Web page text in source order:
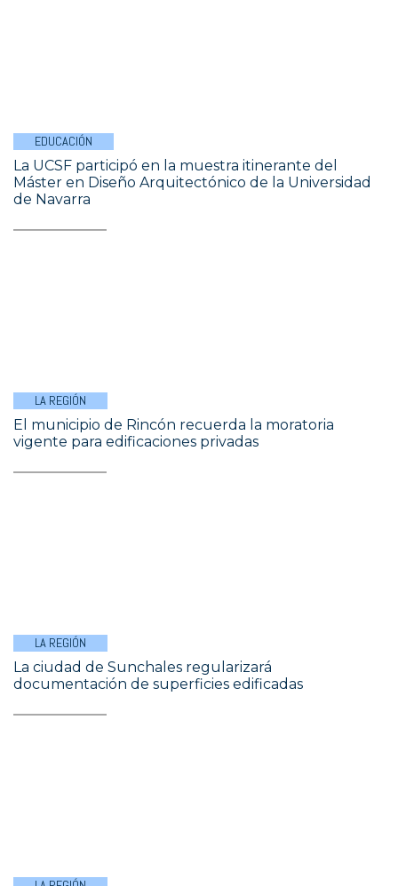
EDUCACIÓN
La UCSF participó en la muestra itinerante del
Máster en Diseño Arquitectónico de la Universidad
de Navarra
LA REGIÓN
El municipio de Rincón recuerda la moratoria
vigente para edificaciones privadas
LA REGIÓN
La ciudad de Sunchales regularizará
documentación de superficies edificadas